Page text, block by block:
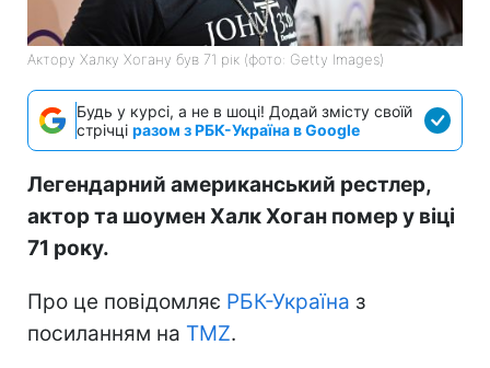
Актору Халку Хогану був 71 рік (фото: Getty Images)
Будь у курсі, а не в шоці! Додай змісту своїй
стрічці разом з РБК-Україна в Google
Легендарний американський рестлер,
актор та шоумен Халк Хоган помер у віці
71 року.
Про це повідомляє РБК-Україна з
посиланням на TMZ.